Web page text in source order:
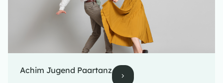
Achim Jugend Paartanz